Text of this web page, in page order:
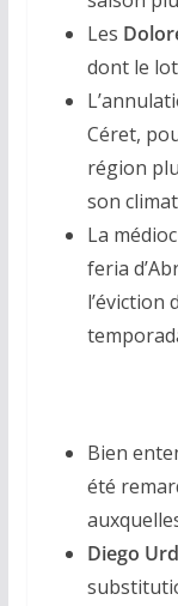
Les
dont le
Céret,
région
son
La
feria
l’éviction
Bien
été
Diego